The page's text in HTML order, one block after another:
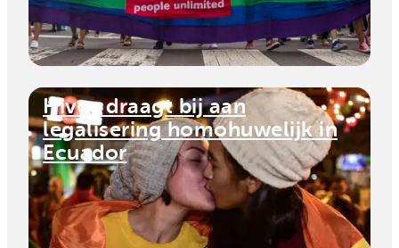
Hivos draagt bij aan
legalisering homohuwelijk in
Ecuador